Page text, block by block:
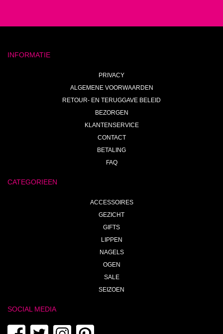
INFORMATIE
PRIVACY
ALGEMENE VOORWAARDEN
RETOUR- EN TERUGGAVE BELEID
BEZORGEN
KLANTENSERVICE
CONTACT
BETALING
FAQ
CATEGORIEEN
ACCESSOIRES
GEZICHT
GIFTS
LIPPEN
NAGELS
OGEN
SALE
SEIZOEN
SOCIAL MEDIA